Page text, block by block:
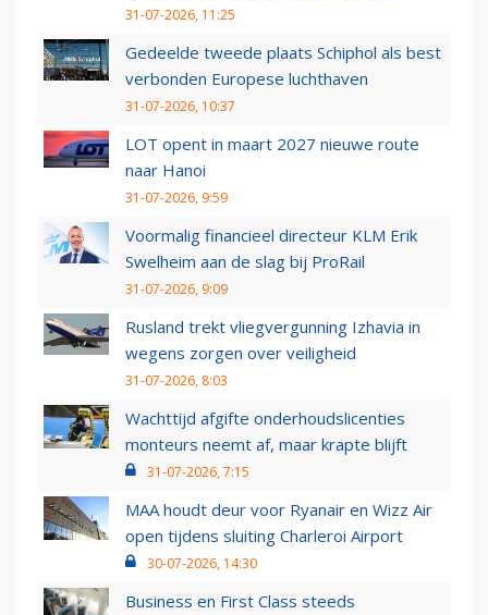
31-07-2026, 11:25
Gedeelde tweede plaats Schiphol als best
verbonden Europese luchthaven
31-07-2026, 10:37
LOT opent in maart 2027 nieuwe route
naar Hanoi
31-07-2026, 9:59
Voormalig financieel directeur KLM Erik
Swelheim aan de slag bij ProRail
31-07-2026, 9:09
Rusland trekt vliegvergunning Izhavia in
wegens zorgen over veiligheid
31-07-2026, 8:03
Wachttijd afgifte onderhoudslicenties
monteurs neemt af, maar krapte blijft
31-07-2026, 7:15
MAA houdt deur voor Ryanair en Wizz Air
open tijdens sluiting Charleroi Airport
30-07-2026, 14:30
Business en First Class steeds